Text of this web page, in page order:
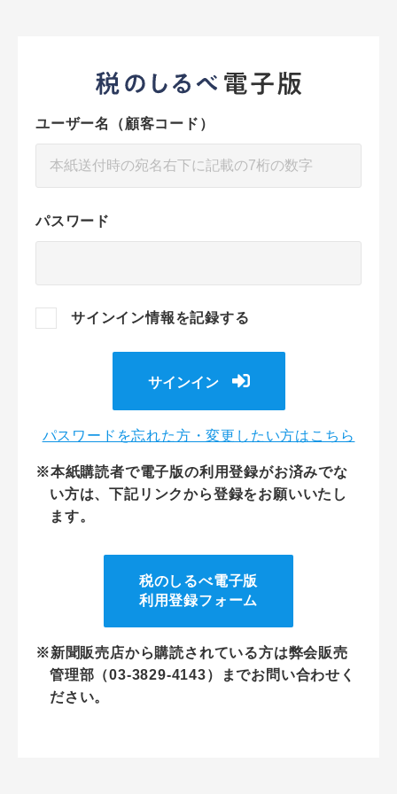
ユーザー名（顧客コード）
パスワード
サインイン情報を記録する
サインイン
パスワードを忘れた方・変更したい方はこちら
※本紙購読者で電子版の利用登録がお済みでな
い方は、下記リンクから登録をお願いいたし
ます。
税のしるべ電子版
利用登録フォーム
※新聞販売店から購読されている方は弊会販売
管理部（03-3829-4143）までお問い合わせく
ださい。